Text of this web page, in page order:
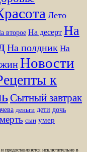
Лето
второе На десерт На
На полдник На
Новости
к
Сытный завтрак
деньги дети дочь
сын умер
предоставляются исключительно в